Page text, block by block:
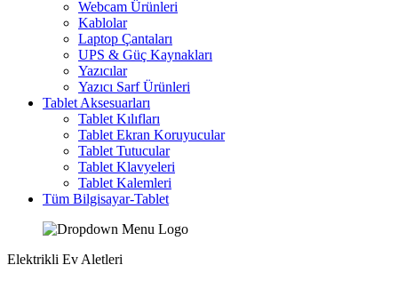
Webcam Ürünleri
Kablolar
Laptop Çantaları
UPS & Güç Kaynakları
Yazıcılar
Yazıcı Sarf Ürünleri
Tablet Aksesuarları
Tablet Kılıfları
Tablet Ekran Koruyucular
Tablet Tutucular
Tablet Klavyeleri
Tablet Kalemleri
Tüm Bilgisayar-Tablet
Elektrikli Ev Aletleri